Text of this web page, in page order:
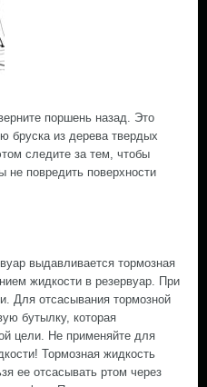
поршень назад. Это
бруска из дерева твердых
следите за тем, чтобы
не повредить поверхности
выдавливается тормозная
жидкости в резервуар. При
Для отсасывания тормозной
бутылку, которая
цели. Не применяйте для
Тормозная жидкость
ее отсасывать ртом через